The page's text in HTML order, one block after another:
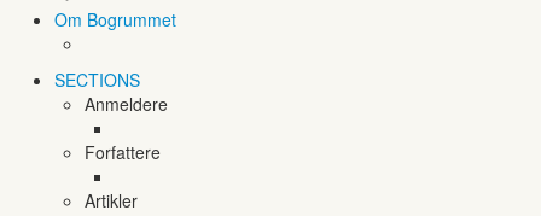
Om Bogrummet
SECTIONS
Anmeldere
Forfattere
Artikler